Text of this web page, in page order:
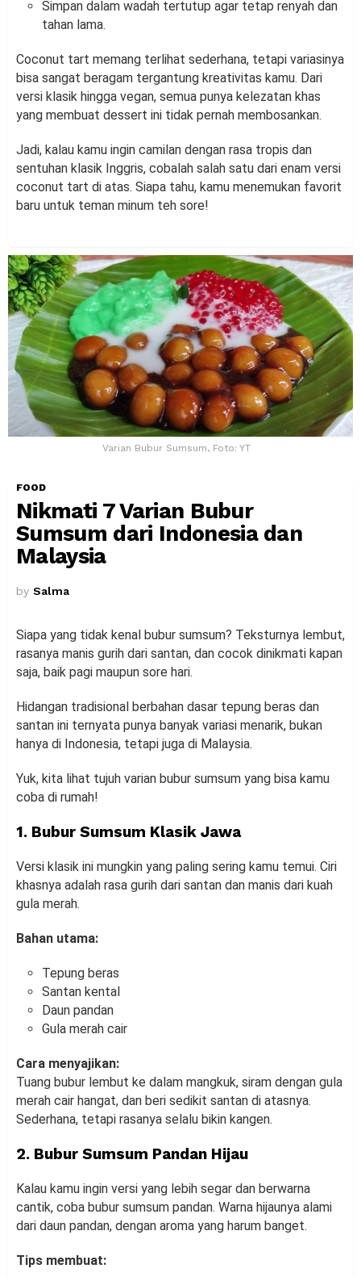
Simpan dalam wadah tertutup agar tetap renyah dan
tahan lama.
Coconut tart memang terlihat sederhana, tetapi variasinya
bisa sangat beragam tergantung kreativitas kamu. Dari
versi klasik hingga vegan, semua punya kelezatan khas
yang membuat dessert ini tidak pernah membosankan.
Jadi, kalau kamu ingin camilan dengan rasa tropis dan
sentuhan klasik Inggris, cobalah salah satu dari enam versi
coconut tart di atas. Siapa tahu, kamu menemukan favorit
baru untuk teman minum teh sore!
Varian Bubur Sumsum, Foto: YT
FOOD
Nikmati 7 Varian Bubur
Sumsum dari Indonesia dan
Malaysia
by Salma
Siapa yang tidak kenal bubur sumsum? Teksturnya lembut,
rasanya manis gurih dari santan, dan cocok dinikmati kapan
saja, baik pagi maupun sore hari.
Hidangan tradisional berbahan dasar tepung beras dan
santan ini ternyata punya banyak variasi menarik, bukan
hanya di Indonesia, tetapi juga di Malaysia.
Yuk, kita lihat tujuh varian bubur sumsum yang bisa kamu
coba di rumah!
1. Bubur Sumsum Klasik Jawa
Versi klasik ini mungkin yang paling sering kamu temui. Ciri
khasnya adalah rasa gurih dari santan dan manis dari kuah
gula merah.
Bahan utama:
Tepung beras
Santan kental
Daun pandan
Gula merah cair
Cara menyajikan:
Tuang bubur lembut ke dalam mangkuk, siram dengan gula
merah cair hangat, dan beri sedikit santan di atasnya.
Sederhana, tetapi rasanya selalu bikin kangen.
2. Bubur Sumsum Pandan Hijau
Kalau kamu ingin versi yang lebih segar dan berwarna
cantik, coba bubur sumsum pandan. Warna hijaunya alami
dari daun pandan, dengan aroma yang harum banget.
Tips membuat: